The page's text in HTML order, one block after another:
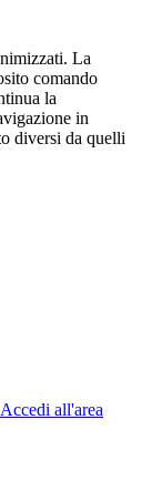
La
comando
la
in
diversi da quelli
Accedi all'area